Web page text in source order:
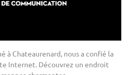
à Chateaurenard, nous a confié la
Internet. Découvrez un endroit